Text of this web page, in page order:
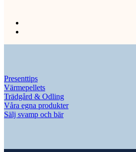
Presenttips
Värmepellets
Trädgård & Odling
Våra egna produkter
Sälj svamp och bär